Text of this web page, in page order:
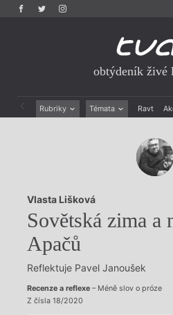
obtýdeník živé
Rubriky Témata Ravt
Rozhovory
Dokument
Výroční ceny
Vlasta Lišková
Sovětská zima a
Apačů
Reflektuje Pavel Janoušek
Recenze a reflexe– Méně slov o próze
Z čísla 18/2020